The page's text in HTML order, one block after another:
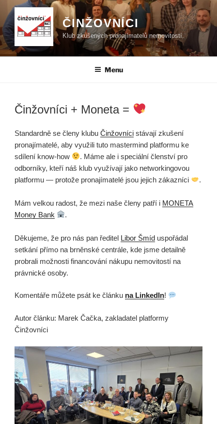
Přejít
obsahu
webu
ČINŽOVNÍCI
Klub zkušených pronajímatelů nemovitostí.
Menu
Činžovníci + Moneta =
Standardně se členy klubu Činžovníci stávají zkušení
pronajímatelé, aby využili tuto mastermind platformu ke
sdílení know-how
. Máme ale i speciální členství pro
odborníky, kteří náš klub využívají jako networkingovou
platformu — protože pronajímatelé jsou jejich zákazníci
.
Mám velkou radost, že mezi naše členy patří i MONETA
Money Bank
.
Děkujeme, že pro nás pan ředitel Libor Šmíd uspořádal
setkání přímo na brněnské centrále, kde jsme detailně
probrali možnosti financování nákupu nemovitostí na
právnické osoby.
Komentáře můžete psát ke článku na LinkedIn!
Autor článku: Marek Čačka, zakladatel platformy
Činžovníci